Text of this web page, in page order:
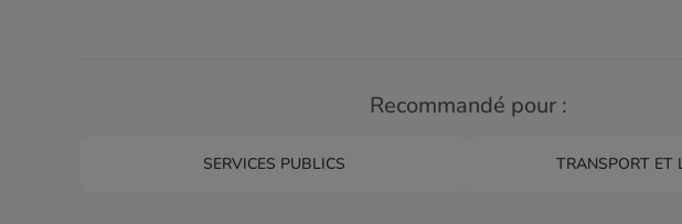
Recommandé pour :
SERVICES PUBLICS TRANSPORT ET